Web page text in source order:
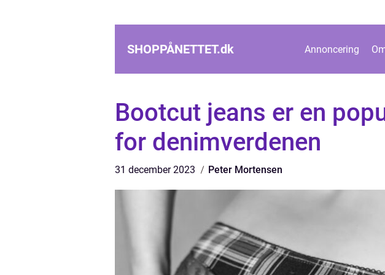
SHOPPÅNETTET.dk Annoncering
Bootcut jeans er en
for denimverdenen
31 december 2023 Peter Mortensen